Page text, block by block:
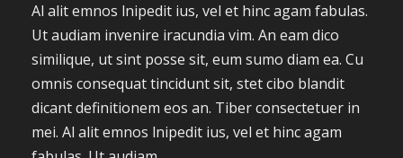
Al alit emnos lnipedit ius, vel et hinc agam fabulas.
Ut audiam invenire iracundia vim. An eam dico
similique, ut sint posse sit, eum sumo diam ea. Cu
omnis consequat tincidunt sit, stet cibo blandit
dicant definitionem eos an. Tiber consectetuer in
mei. Al alit emnos lnipedit ius, vel et hinc agam